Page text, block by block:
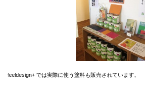
feeldesign+ では実際に使う塗料も販売されています。